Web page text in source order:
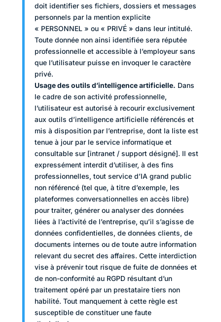
doit identifier ses fichiers, dossiers et messages
personnels par la mention explicite
« PERSONNEL » ou « PRIVÉ » dans leur intitulé.
Toute donnée non ainsi identifiée sera réputée
professionnelle et accessible à l’employeur sans
que l’utilisateur puisse en invoquer le caractère
privé.
Usage des outils d’intelligence artificielle. Dans
le cadre de son activité professionnelle,
l’utilisateur est autorisé à recourir exclusivement
aux outils d’intelligence artificielle référencés et
mis à disposition par l’entreprise, dont la liste est
tenue à jour par le service informatique et
consultable sur [intranet / support désigné]. Il est
expressément interdit d’utiliser, à des fins
professionnelles, tout service d’IA grand public
non référencé (tel que, à titre d’exemple, les
plateformes conversationnelles en accès libre)
pour traiter, générer ou analyser des données
liées à l’activité de l’entreprise, qu’il s’agisse de
données confidentielles, de données clients, de
documents internes ou de toute autre information
relevant du secret des affaires. Cette interdiction
vise à prévenir tout risque de fuite de données et
de non-conformité au RGPD résultant d’un
traitement opéré par un prestataire tiers non
habilité. Tout manquement à cette règle est
susceptible de constituer une faute